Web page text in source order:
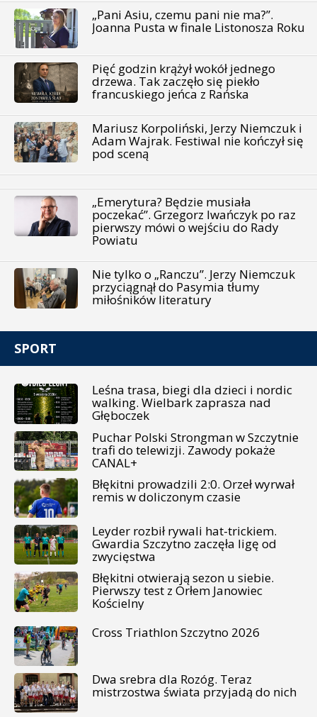
„Pani Asiu, czemu pani nie ma?”.
Joanna Pusta w finale Listonosza Roku
Pięć godzin krążył wokół jednego
drzewa. Tak zaczęło się piekło
francuskiego jeńca z Rańska
Mariusz Korpoliński, Jerzy Niemczuk i
Adam Wajrak. Festiwal nie kończył się
pod sceną
„Emerytura? Będzie musiała
poczekać”. Grzegorz Iwańczyk po raz
pierwszy mówi o wejściu do Rady
Powiatu
Nie tylko o „Ranczu”. Jerzy Niemczuk
przyciągnął do Pasymia tłumy
miłośników literatury
SPORT
Leśna trasa, biegi dla dzieci i nordic
walking. Wielbark zaprasza nad
Głęboczek
Puchar Polski Strongman w Szczytnie
trafi do telewizji. Zawody pokaże
CANAL+
Błękitni prowadzili 2:0. Orzeł wyrwał
remis w doliczonym czasie
Leyder rozbił rywali hat-trickiem.
Gwardia Szczytno zaczęła ligę od
zwycięstwa
Błękitni otwierają sezon u siebie.
Pierwszy test z Orłem Janowiec
Kościelny
Cross Triathlon Szczytno 2026
Dwa srebra dla Rozóg. Teraz
mistrzostwa świata przyjadą do nich